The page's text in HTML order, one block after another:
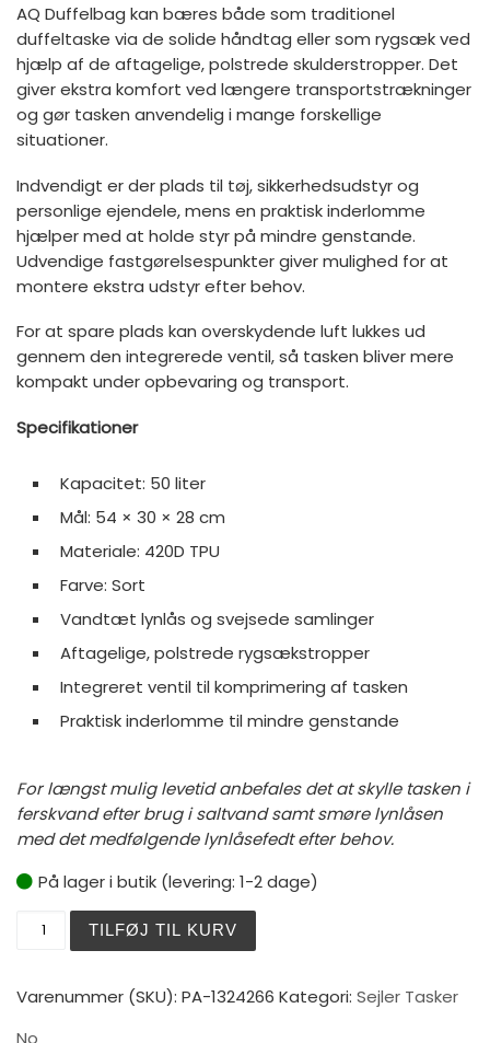
AQ Duffelbag kan bæres både som traditionel
duffeltaske via de solide håndtag eller som rygsæk ved
hjælp af de aftagelige, polstrede skulderstropper. Det
giver ekstra komfort ved længere transportstrækninger
og gør tasken anvendelig i mange forskellige
situationer.
Indvendigt er der plads til tøj, sikkerhedsudstyr og
personlige ejendele, mens en praktisk inderlomme
hjælper med at holde styr på mindre genstande.
Udvendige fastgørelsespunkter giver mulighed for at
montere ekstra udstyr efter behov.
For at spare plads kan overskydende luft lukkes ud
gennem den integrerede ventil, så tasken bliver mere
kompakt under opbevaring og transport.
Specifikationer
Kapacitet: 50 liter
Mål: 54 × 30 × 28 cm
Materiale: 420D TPU
Farve: Sort
Vandtæt lynlås og svejsede samlinger
Aftagelige, polstrede rygsækstropper
Integreret ventil til komprimering af tasken
Praktisk inderlomme til mindre genstande
For længst mulig levetid anbefales det at skylle tasken i
ferskvand efter brug i saltvand samt smøre lynlåsen
med det medfølgende lynlåsefedt efter behov.
På lager i butik (levering: 1-2 dage)
TILFØJ TIL KURV
Varenummer (SKU): PA-1324266 Kategori: Sejler Tasker
No